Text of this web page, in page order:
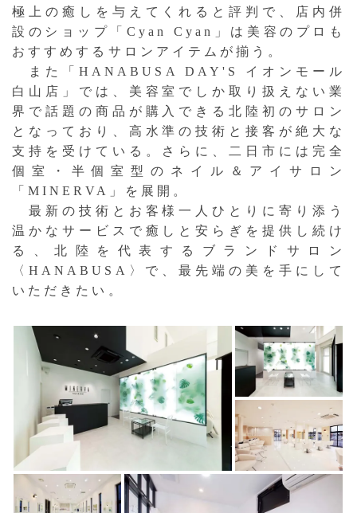
極上の癒しを与えてくれると評判で、店内併
設のショップ「Cyan Cyan」は美容のプロも
おすすめするサロンアイテムが揃う。
また「HANABUSA DAY'S イオンモール
白山店」では、美容室でしか取り扱えない業
界で話題の商品が購入できる北陸初のサロン
となっており、高水準の技術と接客が絶大な
支持を受けている。さらに、二日市には完全
個室・半個室型のネイル＆アイサロン
「MINERVA」を展開。
最新の技術とお客様一人ひとりに寄り添う
温かなサービスで癒しと安らぎを提供し続け
る、北陸を代表するブランドサロン
〈HANABUSA〉で、最先端の美を手にして
いただきたい。